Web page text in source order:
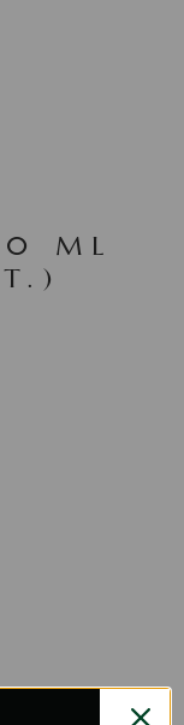
ML